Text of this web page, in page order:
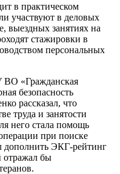
в практическом
участвуют в деловых
выездных занятиях на
стажировки в
персональных
ВО «Гражданская
безопасность
рассказал, что
труда и занятости
него стала помощь
при поиске
дополнить ЭКГ-рейтинг
отражал бы